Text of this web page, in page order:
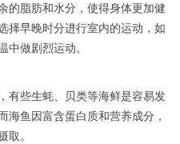
的脂肪和水分，使得身体更加健
择早晚时分进行室内的运动，如
中做剧烈运动。
有些生蚝、贝类等海鲜是容易发
海鱼因富含蛋白质和营养成分，
取。